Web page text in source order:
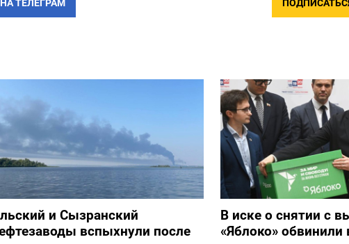
ТЕЛЕГРАМ ПОДПИСАТЬСЯ
и Сызранский
вспыхнули после
В иске о снятии с
«Яблоко» обвинили